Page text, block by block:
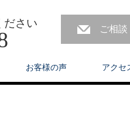
ださい ご相
お客様の声 アクセ